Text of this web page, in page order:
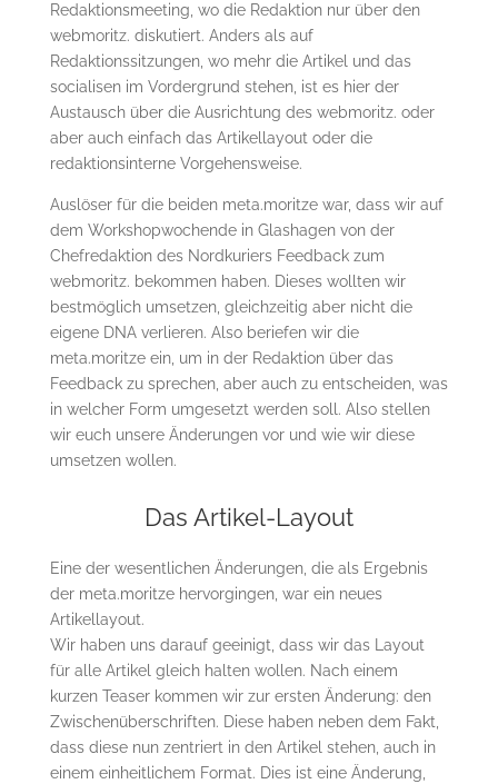
Redaktionsmeeting, wo die Redaktion nur über den
webmoritz. diskutiert. Anders als auf
Redaktionssitzungen, wo mehr die Artikel und das
socialisen im Vordergrund stehen, ist es hier der
Austausch über die Ausrichtung des webmoritz. oder
aber auch einfach das Artikellayout oder die
redaktionsinterne Vorgehensweise.
Auslöser für die beiden meta.moritze war, dass wir auf
dem Workshopwochende in Glashagen von der
Chefredaktion des Nordkuriers Feedback zum
webmoritz. bekommen haben. Dieses wollten wir
bestmöglich umsetzen, gleichzeitig aber nicht die
eigene DNA verlieren. Also beriefen wir die
meta.moritze ein, um in der Redaktion über das
Feedback zu sprechen, aber auch zu entscheiden, was
in welcher Form umgesetzt werden soll. Also stellen
wir euch unsere Änderungen vor und wie wir diese
umsetzen wollen.
Das Artikel-Layout
Eine der wesentlichen Änderungen, die als Ergebnis
der meta.moritze hervorgingen, war ein neues
Artikellayout.
Wir haben uns darauf geeinigt, dass wir das Layout
für alle Artikel gleich halten wollen. Nach einem
kurzen Teaser kommen wir zur ersten Änderung: den
Zwischenüberschriften. Diese haben neben dem Fakt,
dass diese nun zentriert in den Artikel stehen, auch in
einem einheitlichem Format. Dies ist eine Änderung,